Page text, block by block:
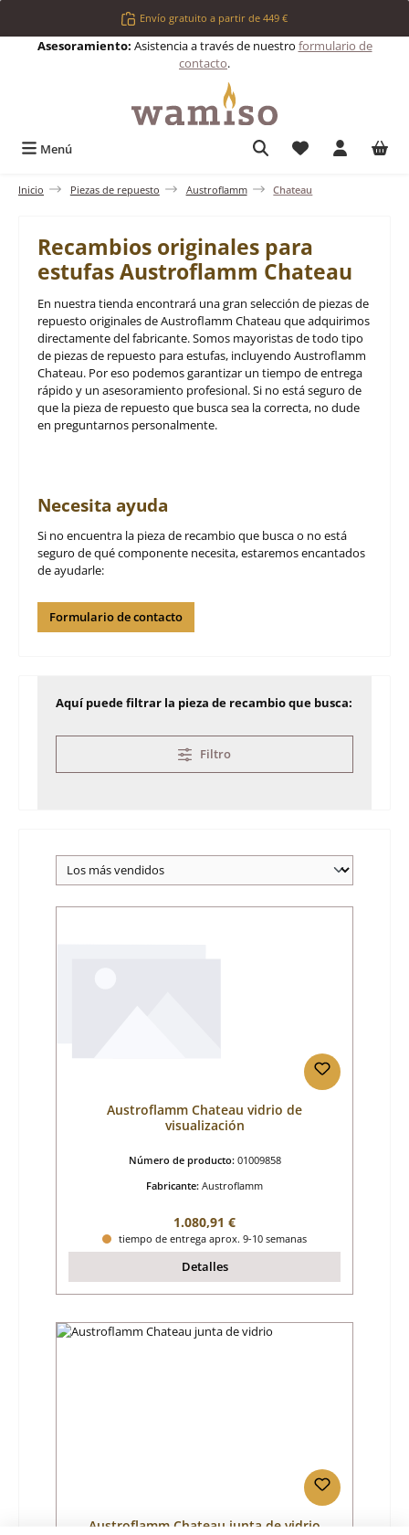
Saltar al contenido principalEnvío gratuito a partir de 449 €
Asesoramiento: Asistencia a través de nuestro formulario de
contacto.
Menú Tienes 0
Inicio Piezas de repuesto Austroflamm Chateau
Recambios originales para
estufas Austroflamm Chateau
En nuestra tienda encontrará una gran selección de piezas de
repuesto originales de Austroflamm Chateau que adquirimos
directamente del fabricante. Somos mayoristas de todo tipo
de piezas de repuesto para estufas, incluyendo Austroflamm
Chateau. Por eso podemos garantizar un tiempo de entrega
rápido y un asesoramiento profesional. Si no está seguro de
que la pieza de repuesto que busca sea la correcta, no dude
en preguntarnos personalmente.
Necesita ayuda
Si no encuentra la pieza de recambio que busca o no está
seguro de qué componente necesita, estaremos encantados
de ayudarle:
Formulario de contacto
Aquí puede filtrar la pieza de recambio que busca:
Filtro
Austroflamm Chateau vidrio de
visualización
Número de producto: 01009858
Fabricante: Austroflamm
Precio normal:
1.080,91 €
tiempo de entrega aprox. 9-10 semanas
Detalles
Austroflamm Chateau junta de vidrio